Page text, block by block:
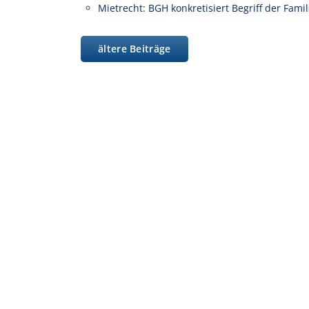
Mietrecht: BGH konkretisiert Begriff der
ältere Beiträge